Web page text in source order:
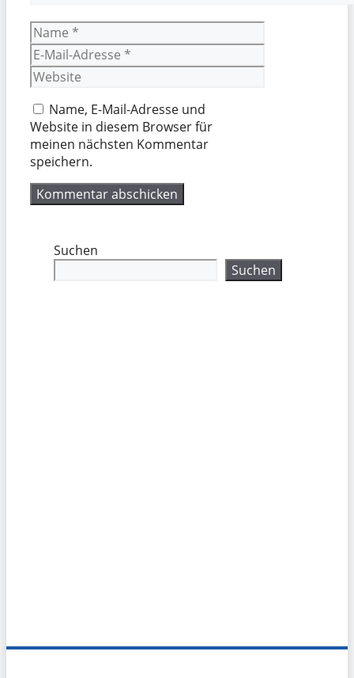
Name
E-
Mail-
Adresse
Website
Name, E-Mail-Adresse und
Website in diesem Browser für
meinen nächsten Kommentar
speichern.
Suchen
Suchen